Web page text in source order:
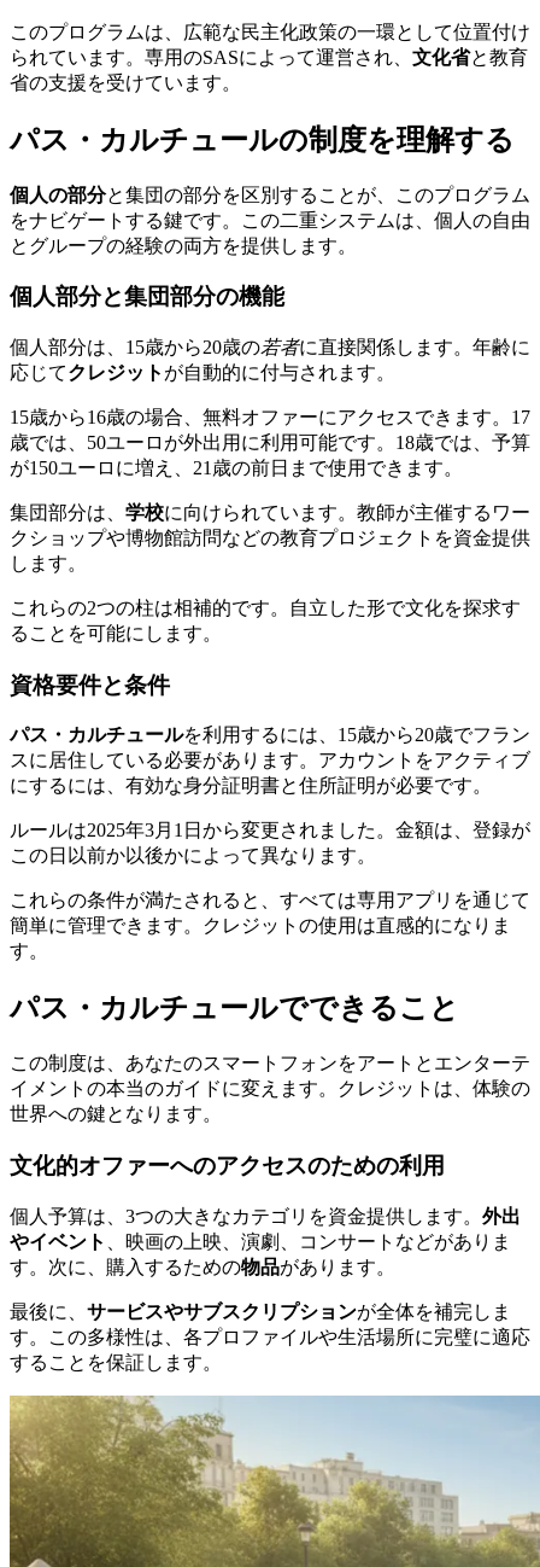
このプログラムは、広範な民主化政策の一環として位置付け
られています。専用のSASによって運営され、 文化省と教育
省の支援を受けています。
パス・カルチュールの制度を理解する
個人の部分と集団の部分を区別することが、このプログラム
をナビゲートする鍵です。この二重システムは、個人の自由
とグループの経験の両方を提供します。
個人部分と集団部分の機能
個人部分は、15歳から20歳の若者に直接関係します。年齢に
応じてクレジット が自動的に付与されます。
15歳から16歳の場合、無料オファーにアクセスできます。17
歳では、50ユーロが外出用に利用可能です。18歳では、予算
が150ユーロに増え、21歳の前日まで使用できます。
集団部分は、 学校に向けられています。教師が主催するワー
クショップや博物館訪問などの教育プロジェクトを資金提供
します。
これらの2つの柱は相補的です。自立した形で文化を探求す
ることを可能にします。
資格要件と条件
パス・カルチュールを利用するには、15歳から20歳でフラン
スに居住している必要があります。アカウントをアクティブ
にするには、有効な身分証明書と住所証明が必要です。
ルールは2025年3月1日から変更されました。金額は、登録が
この日以前か以後かによって異なります。
これらの条件が満たされると、すべては専用アプリを通じて
簡単に管理できます。クレジットの使用は直感的になりま
す。
パス・カルチュールでできること
この制度は、あなたのスマートフォンをアートとエンターテ
イメントの本当のガイドに変えます。クレジットは、体験の
世界への鍵となります。
文化的オファーへのアクセスのための利用
個人予算は、3つの大きなカテゴリを資金提供します。 外出
やイベント
、映画の上映、演劇、コンサートなどがありま
す。次に、購入するための物品があります。
最後に、 サービスやサブスクリプションが全体を補完しま
す。この多様性は、各プロファイルや生活場所に完璧に適応
することを保証します。